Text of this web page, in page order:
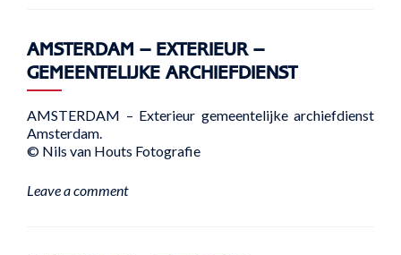
AMSTERDAM – EXTERIEUR –
GEMEENTELIJKE ARCHIEFDIENST
AMSTERDAM – Exterieur gemeentelijke archiefdienst
Amsterdam.
© Nils van Houts Fotografie
Leave a comment